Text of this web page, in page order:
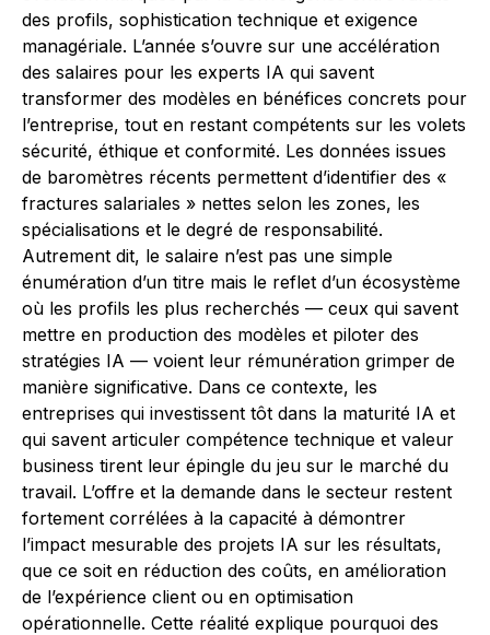
des profils, sophistication technique et exigence
managériale. L’année s’ouvre sur une accélération
des salaires pour les experts IA qui savent
transformer des modèles en bénéfices concrets pour
l’entreprise, tout en restant compétents sur les volets
sécurité, éthique et conformité. Les données issues
de baromètres récents permettent d’identifier des «
fractures salariales » nettes selon les zones, les
spécialisations et le degré de responsabilité.
Autrement dit, le salaire n’est pas une simple
énumération d’un titre mais le reflet d’un écosystème
où les profils les plus recherchés — ceux qui savent
mettre en production des modèles et piloter des
stratégies IA — voient leur rémunération grimper de
manière significative. Dans ce contexte, les
entreprises qui investissent tôt dans la maturité IA et
qui savent articuler compétence technique et valeur
business tirent leur épingle du jeu sur le marché du
travail. L’offre et la demande dans le secteur restent
fortement corrélées à la capacité à démontrer
l’impact mesurable des projets IA sur les résultats,
que ce soit en réduction des coûts, en amélioration
de l’expérience client ou en optimisation
opérationnelle. Cette réalité explique pourquoi des